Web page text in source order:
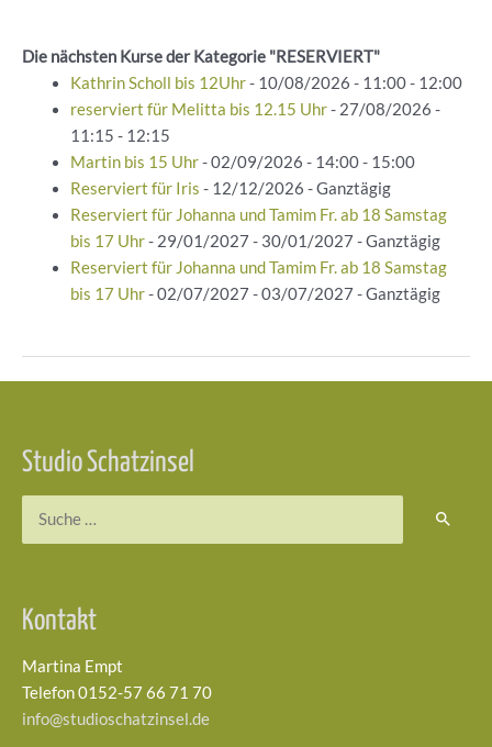
Die nächsten Kurse der Kategorie "RESERVIERT"
Kathrin Scholl bis 12Uhr- 10/08/2026 - 11:00 - 12:00
reserviert für Melitta bis 12.15 Uhr- 27/08/2026 -
11:15 - 12:15
Martin bis 15 Uhr- 02/09/2026 - 14:00 - 15:00
Reserviert für Iris - 12/12/2026 - Ganztägig
Reserviert für Johanna und Tamim Fr. ab 18 Samstag
bis 17 Uhr- 29/01/2027 - 30/01/2027 - Ganztägig
Reserviert für Johanna und Tamim Fr. ab 18 Samstag
bis 17 Uhr- 02/07/2027 - 03/07/2027 - Ganztägig
Studio Schatzinsel
Kontakt
Martina Empt
Telefon 0152-57 66 71 70
info@studioschatzinsel.de